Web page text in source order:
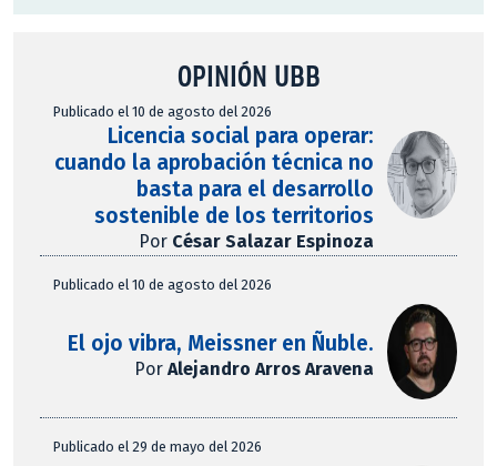
OPINIÓN UBB
Publicado el 10 de agosto del 2026
Licencia social para operar:
cuando la aprobación técnica no
basta para el desarrollo
sostenible de los territorios
Por César Salazar Espinoza
Publicado el 10 de agosto del 2026
El ojo vibra, Meissner en Ñuble.
PorAlejandro Arros Aravena
Publicado el 29 de mayo del 2026